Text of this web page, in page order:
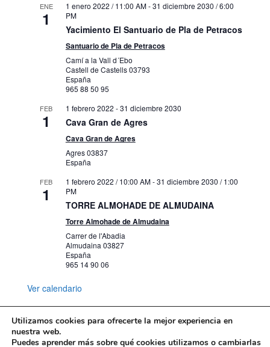
ENE
1
1 enero 2022 / 11:00 AM-31 diciembre 2030 / 6:00
PM
Yacimiento El Santuario de Pla de Petracos
Santuario de Pla de Petracos
Camí a la Vall d´Ebo
Castell de Castells03793
España
965 88 50 95
FEB
1
1 febrero 2022 -31 diciembre 2030
Cava Gran de Agres
Cava Gran de Agres
Agres03837
España
FEB
1
1 febrero 2022 / 10:00 AM-31 diciembre 2030 / 1:00
PM
TORRE ALMOHADE DE ALMUDAINA
Torre Almohade de Almudaina
Carrer de l'Abadia
Almudaina 03827
España
965 14 90 06
Ver calendario
Utilizamos cookies para ofrecerte la mejor experiencia en
nuestra web.
Puedes aprender más sobre qué cookies utilizamos o cambiarlas